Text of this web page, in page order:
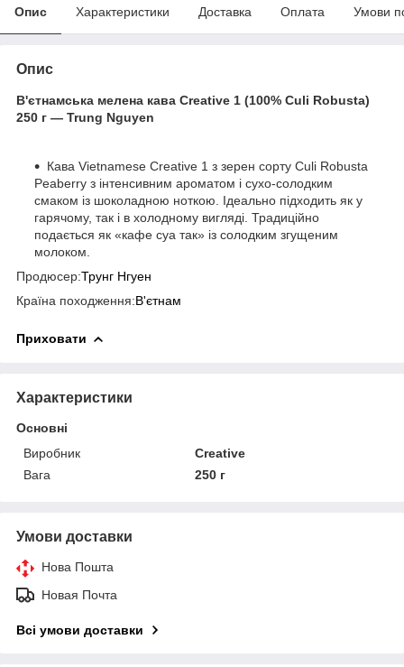
Опис Характеристики Доставка Оплата Умови
Опис
В'єтнамська мелена кава Creative 1 (100% Culi Robusta)
250 г — Trung Nguyen
Кава Vietnamese Creative 1 з зерен сорту Culi Robusta
Peaberry з інтенсивним ароматом і сухо-солодким
смаком із шоколадною ноткою. Ідеально підходить як у
гарячому, так і в холодному вигляді. Традиційно
подається як «кафе суа так» із солодким згущеним
молоком.
Продюсер:Трунг Нгуен
Країна походження:В'єтнам
Приховати
Характеристики
Основні
Виробник
Creative
Вага
250 г
Умови доставки
Нова Пошта
Новая Почта
Всі умови доставки